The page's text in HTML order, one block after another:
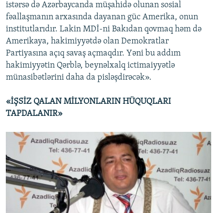
istərsə də Azərbaycanda müşahidə olunan sosial
fəallaşmanın arxasında dayanan güc Amerika, onun
institutlarıdır. Lakin MDİ-ni Bakıdan qovmaq həm də
Amerikaya, hakimiyyətdə olan Demokratlar
Partiyasına açıq savaş açmaqdır. Yəni bu addım
hakimiyyətin Qərblə, beynəlxalq ictimaiyyətlə
münasibətlərini daha da pisləşdirəcək».
«İŞSİZ QALAN MİLYONLARIN HÜQUQLARI
TAPDALANIR»